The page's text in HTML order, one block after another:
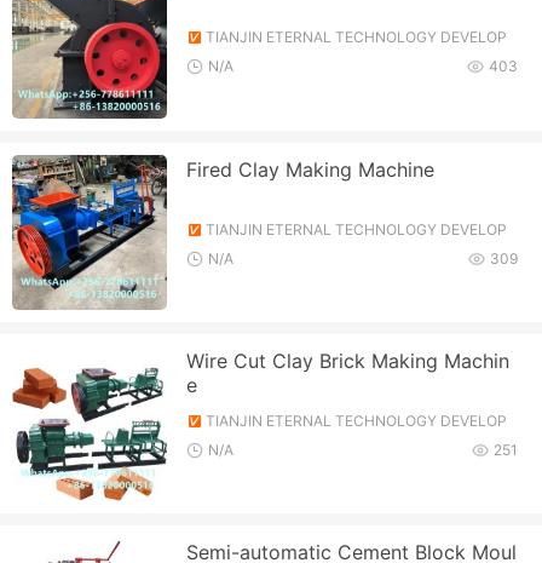
TIANJIN ETERNAL TECHNOLOGY DEVELOP
MENT CO., LTD.
403
N/A
Fired Clay Making Machine
TIANJIN ETERNAL TECHNOLOGY DEVELOP
MENT CO., LTD.
309
N/A
Wire Cut Clay Brick Making Machin
e
TIANJIN ETERNAL TECHNOLOGY DEVELOP
MENT CO., LTD.
251
N/A
Semi-automatic Cement Block Moul